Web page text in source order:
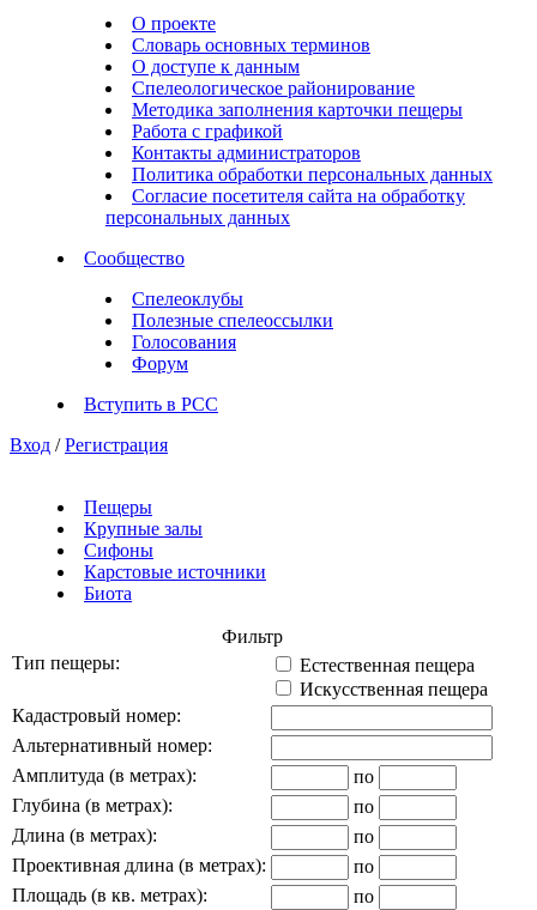
О проекте
Словарь основных терминов
О доступе к данным
Спелеологическое районирование
Методика заполнения карточки пещеры
Работа с графикой
Контакты администраторов
Политика обработки персональных данных
Согласие посетителя сайта на обработку
персональных данных
Сообщество
Спелеоклубы
Полезные спелеоссылки
Голосования
Форум
Вступить в РСС
Вход / Регистрация
Пещеры
Крупные залы
Сифоны
Карстовые источники
Биота
Фильтр
Тип пещеры:
Естественная пещера
Искусственная пещера
Кадастровый номер:
Альтернативный номер:
Амплитуда (в метрах):
по
Глубина (в метрах):
по
Длина (в метрах):
по
Проективная длина (в метрах):
по
Площадь (в кв. метрах):
по